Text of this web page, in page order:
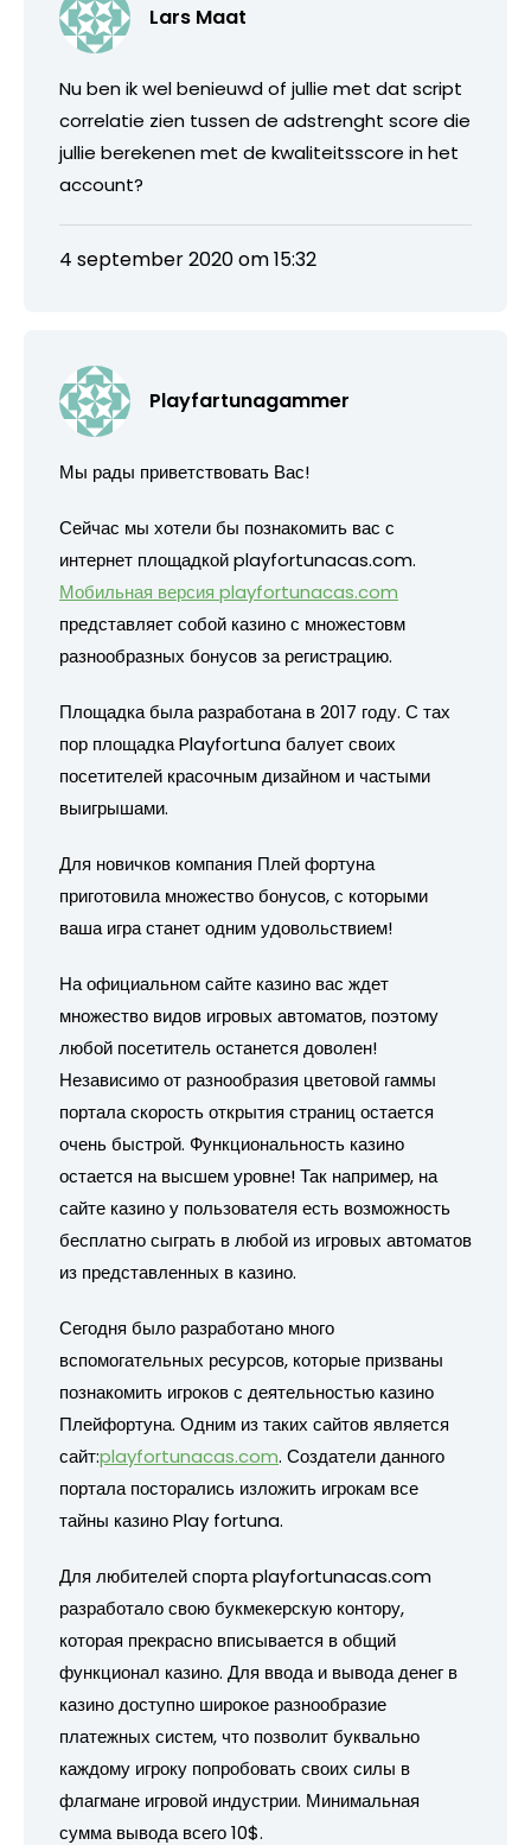
Lars Maat
Nu ben ik wel benieuwd of jullie met dat script
correlatie zien tussen de adstrenght score die
jullie berekenen met de kwaliteitsscore in het
account?
4 september 2020 om 15:32
Playfartunagammer
Мы рады приветствовать Вас!
Сейчас мы хотели бы познакомить вас с
интернет площадкой playfortunacas.com.
Мобильная версия playfortunacas.com
представляет собой казино с множестовм
разнообразных бонусов за регистрацию.
Площадка была разработана в 2017 году. С тах
пор площадка Playfortuna балует своих
посетителей красочным дизайном и частыми
выигрышами.
Для новичков компания Плей фортуна
приготовила множество бонусов, с которыми
ваша игра станет одним удовольствием!
На официальном сайте казино вас ждет
множество видов игровых автоматов, поэтому
любой посетитель останется доволен!
Независимо от разнообразия цветовой гаммы
портала скорость открытия страниц остается
очень быстрой. Функциональность казино
остается на высшем уровне! Так например, на
сайте казино у пользователя есть возможность
бесплатно сыграть в любой из игровых автоматов
из представленных в казино.
Сегодня было разработано много
вспомогательных ресурсов, которые призваны
познакомить игроков с деятельностью казино
Плейфортуна. Одним из таких сайтов является
сайт:playfortunacas.com. Создатели данного
портала посторались изложить игрокам все
тайны казино Play fortuna.
Для любителей спорта playfortunacas.com
разработало свою букмекерскую контору,
которая прекрасно вписывается в общий
функционал казино. Для ввода и вывода денег в
казино доступно широкое разнообразие
платежных систем, что позволит буквально
каждому игроку попробовать своих силы в
флагмане игровой индустрии. Минимальная
сумма вывода всего 10$.